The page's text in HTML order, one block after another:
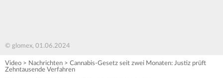
© glomex, 01.06.2024
Video > Nachrichten > Cannabis-Gesetz seit zwei Monaten: Justiz prüft
Zehntausende Verfahren